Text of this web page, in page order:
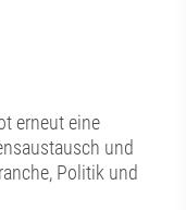
erneut eine
und
Politik und